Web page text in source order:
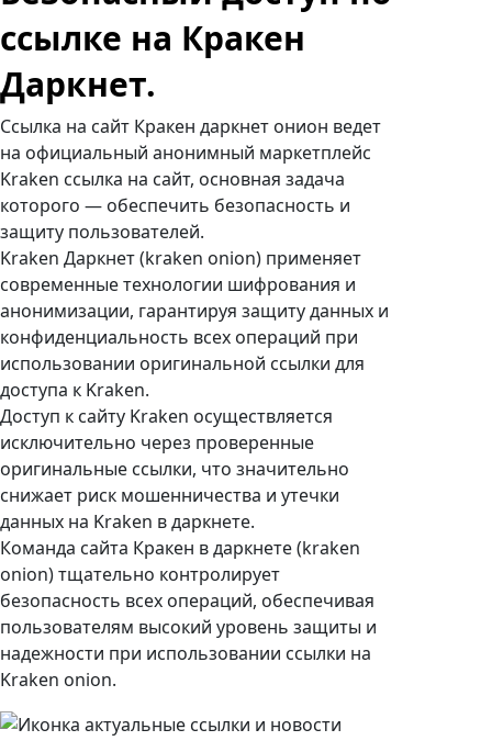
ссылке на Кракен
Даркнет.
Ссылка на сайт Кракен даркнет онион ведет
на официальный анонимный маркетплейс
Kraken ссылка на сайт, основная задача
которого — обеспечить безопасность и
защиту пользователей.
Kraken Даркнет (kraken onion) применяет
современные технологии шифрования и
анонимизации, гарантируя защиту данных и
конфиденциальность всех операций при
использовании оригинальной ссылки для
доступа к Kraken.
Доступ к сайту Kraken осуществляется
исключительно через проверенные
оригинальные ссылки, что значительно
снижает риск мошенничества и утечки
данных на Kraken в даркнете.
Команда сайта Кракен в даркнете (kraken
onion) тщательно контролирует
безопасность всех операций, обеспечивая
пользователям высокий уровень защиты и
надежности при использовании ссылки на
Kraken onion.